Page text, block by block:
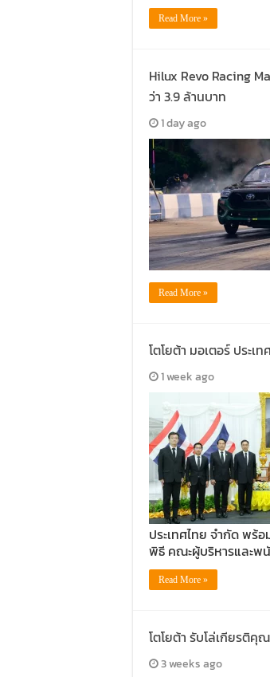
Read More »
Hilux Revo Racing
ว่า 3.9 ล้านบาท
1 day ago
Read More »
โตโยต้า มอเตอร์ ประ
1 week ago
ประเทศไทย จำกัด พ
พิธี คณะผู้บริหารและพ
Read More »
โตโยต้า รับโล่เกียรติ
3 weeks ago